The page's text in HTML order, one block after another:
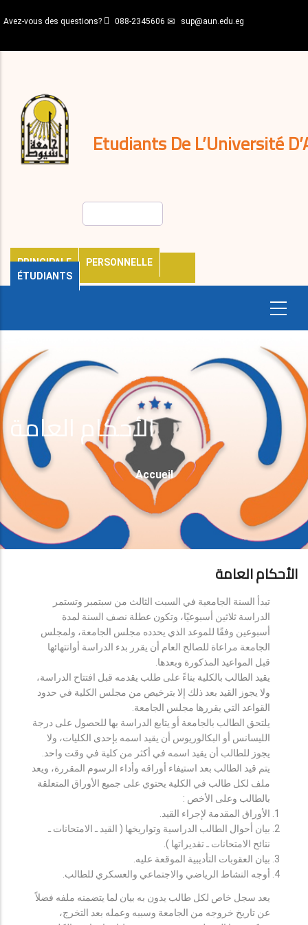
au
principal
Avez-vous des questions? 088-2345606 sup@aun.edu.eg
Etudiants De L’Université
PRINCIPALE
PERSONNELLE
ÉTUDIANTS
décisions
Expatriés
Journal
الأحكام العامة
Fil
D'Ariane
Accueil
الأحكام العامة
تبدأ السنة الجامعية في السبت الثالث من سبتمبر وتستمر
الدراسة ثلاثين أسبوعيًا، وتكون عطلة نصف السنة لمدة
أسبوعين وفقًا للموعد الذي يحدده مجلس الجامعة، ولمجلس
الجامعة مراعاة للصالح العام أن يقرر بدء الدراسة أوانتهائها
قبل المواعيد المذكورة وبعدها.
يقيد الطالب بالكلية بناءً على طلب يقدمه قبل افتتاح الدراسة،
ولا يجوز القيد بعد ذلك إلا بترخيص من مجلس الكلية في حدود
القواعد التي يقررها مجلس الجامعة.
يلتحق الطالب بالجامعة أو يتابع الدراسة بها للحصول على درجة
الليسانس أو البكالوريوس أن يقيد اسمه بإحدى الكليات، ولا
يجوز للطالب أن يقيد اسمه في أكثر من كلية في وقت واحد.
يتم قيد الطالب بعد استيفاء أوراقه وأداء الرسوم المقررة، ويعد
ملف لكل طالب في الكلية يحتوي على جميع الأوراق المتعلقة
بالطالب وعلى الأخص :
الأوراق المقدمة لإجراء القيد.
بيان أحوال الطالب الدراسية وتواريخها ( القيد ـ الامتحانات ـ
نتائح الامتحانات ـ تقديراتها ).
بيان العقوبات التأديبية الموقعة عليه.
أوجه النشاط الرياضي والاجتماعي والعسكري للطالب.
يعد سجل خاص لكل طالب يدون به بيان لما يتضمنه ملفه فضلاً
عن تاريخ خروجه من الجامعة وسببه وعمله بعد التخرج،